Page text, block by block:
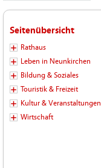
Seitenübersicht
Rathaus
Leben in Neunkirchen
Bildung & Soziales
Touristik & Freizeit
Kultur & Veranstaltungen
Wirtschaft